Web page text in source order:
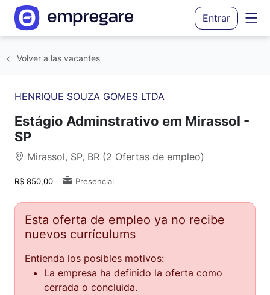
Entrar
Volver a las vacantes
HENRIQUE SOUZA GOMES LTDA
Estágio Adminstrativo em Mirassol -
SP
Mirassol, SP, BR (2 Ofertas de empleo)
R$ 850,00 Presencial
Esta oferta de empleo ya no recibe
nuevos currículums
Entienda los posibles motivos:
La empresa ha definido la oferta como
cerrada o concluida.